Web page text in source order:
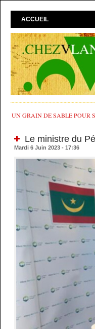
ACCUEIL
UN GRAIN DE SABLE POUR
Le ministre du
Mardi 6 Juin 2023 - 17:36